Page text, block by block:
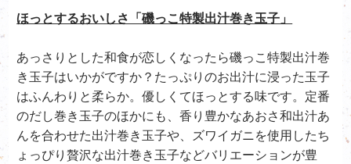
ほっとするおいしさ「磯っこ特製出汁巻き玉子」
あっさりとした和食が恋しくなったら磯っこ特製出汁巻
き玉子はいかがですか？たっぷりのお出汁に浸った玉子
はふんわりと柔らか。優しくてほっとする味です。定番
のだし巻き玉子のほかにも、香り豊かなあおさ和出汁あ
んを合わせた出汁巻き玉子や、ズワイガニを使用したち
ょっぴり贅沢な出汁巻き玉子などバリエーションが豊